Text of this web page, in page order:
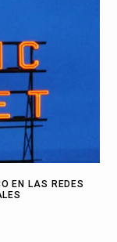
EN LAS REDES